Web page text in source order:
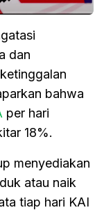
dan
bahwa
per hari
18%.
menyediakan
atau naik
tiap hari KAI